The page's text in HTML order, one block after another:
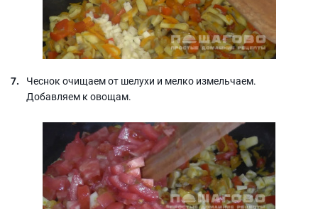
Чеснок очищаем от шелухи и мелко измельчаем.
Добавляем к овощам.